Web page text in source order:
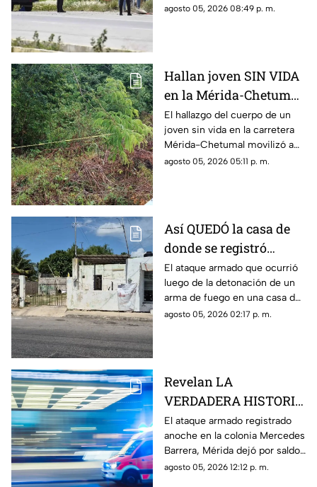
sin vida en la carretera Mérida-
agosto 05, 2026 08:49 p. m.
Hallan joven SIN VIDA
en la Mérida-Chetumal;
el mal olor alertó a los
automovilistas
El hallazgo del cuerpo de un
joven sin vida en la carretera
Mérida-Chetumal movilizó a
las autoridades durante este
agosto 05, 2026 05:11 p. m.
Así QUEDÓ la casa de
donde se registró
anoche ocurrió un
ATAQUE ARM4DO y
hombre bal3ado
El ataque armado que ocurrió
luego de la detonación de un
arma de fuego en una casa de
la colonia Mercedes Barrera,
agosto 05, 2026 02:17 p. m.
Revelan LA
VERDADERA HISTORIA
de lo que pasó anoche
en la Mercedes Barrera,
Mérida donde se
registró OTRO ATAQUE
El ataque armado registrado
anoche en la colonia Mercedes
Barrera, Mérida dejó por saldo
un hombre baleado y una
agosto 05, 2026 12:12 p. m.